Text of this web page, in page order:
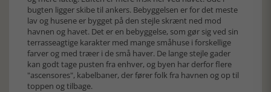
bugten ligger skibe til ankers. Bebyggelsen er for det meste
lav og husene er bygget på den stejle skrænt ned mod
havnen og havet. Det er en bebyggelse, som gør sig ved sin
terrasseagtige karakter med mange småhuse i forskellige
farver og med træer i de små haver. De lange stejle gader
kan godt tage pusten fra enhver, og byen har derfor flere
"ascensores", kabelbaner, der fører folk fra havnen og op til
toppen og tilbage.